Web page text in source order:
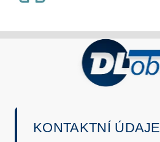
KONTAKTNÍ ÚDAJE